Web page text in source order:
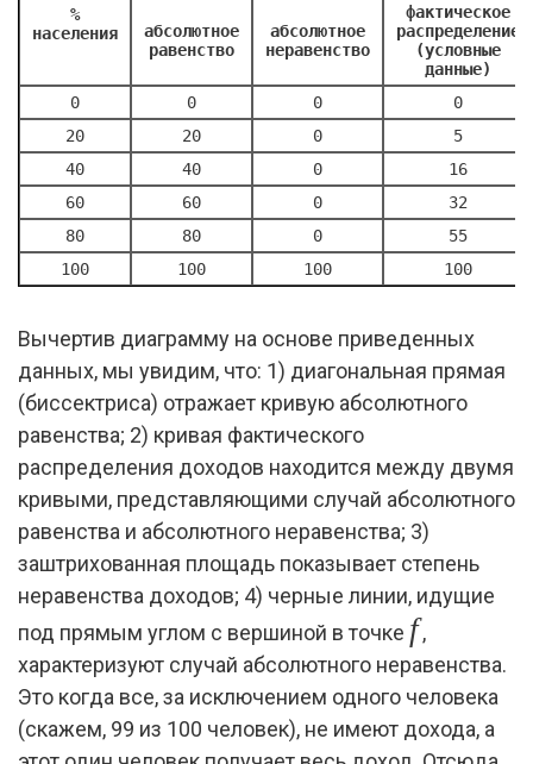
%
населения
абсолютное
равенство
абсолютное
неравенство
фактическое
распределение
(условные
данные)
0
0 0
0
20
20 0
5
40
40 0
16
60
60 0
32
80
80 0
55
100
100 100 100
Вычертив диаграмму на основе приведенных
данных, мы увидим, что: 1) диагональная прямая
(биссектриса) отражает кривую абсолютного
равенства; 2) кривая фактического
распределения доходов находится между двумя
кривыми, представляющими случай абсолютного
равенства и абсолютного неравенства; 3)
заштрихованная площадь показывает степень
неравенства доходов; 4) черные линии, идущие
под прямым углом с вершиной в точке f,
характеризуют случай абсолютного неравенства.
Это когда все, за исключением одного человека
(скажем, 99 из 100 человек), не имеют дохода, а